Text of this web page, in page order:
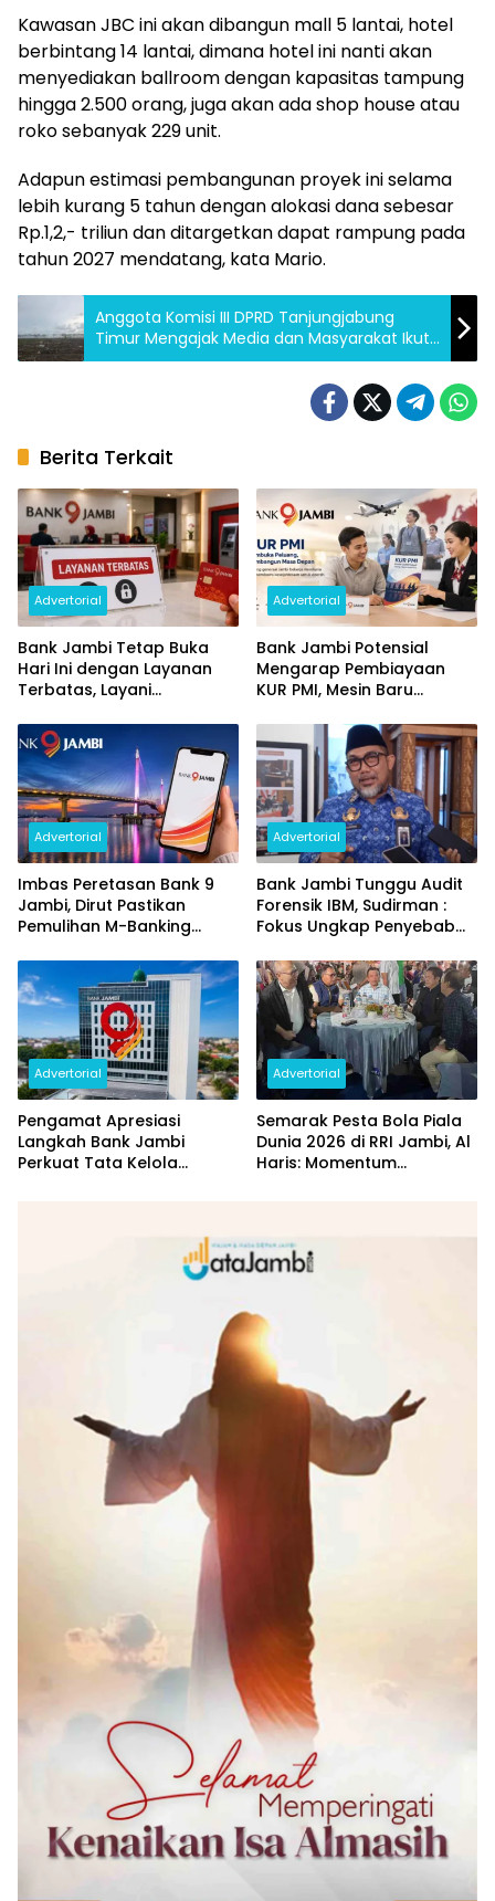
Kawasan JBC ini akan dibangun mall 5 lantai, hotel
berbintang 14 lantai, dimana hotel ini nanti akan
menyediakan ballroom dengan kapasitas tampung
hingga 2.500 orang, juga akan ada shop house atau
roko sebanyak 229 unit.
Adapun estimasi pembangunan proyek ini selama
lebih kurang 5 tahun dengan alokasi dana sebesar
Rp.1,2,- triliun dan ditargetkan dapat rampung pada
tahun 2027 mendatang, kata Mario.
Anggota Komisi III DPRD Tanjungjabung
Timur Mengajak Media dan Masyarakat Ikut
Mengawasi Pengelolaan Lingkungan
Berita Terkait
Advertorial
Bank Jambi Tetap Buka
Hari Ini dengan Layanan
Terbatas, Layani
dan Perubahan PIN
Advertorial
Bank Jambi Potensial
Mengarap Pembiayaan
KUR PMI, Mesin Baru
Daerah
Advertorial
Imbas Peretasan Bank 9
Jambi, Dirut Pastikan
Pemulihan M-Banking
Advertorial
Bank Jambi Tunggu Audit
Forensik IBM, Sudirman :
Fokus Ungkap Penyebab
Rp144 Miliar
Advertorial
Pengamat Apresiasi
Langkah Bank Jambi
Perkuat Tata Kelola
Advertorial
Semarak Pesta Bola Piala
Dunia 2026 di RRI Jambi, Al
Haris: Momentum